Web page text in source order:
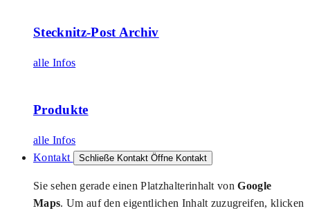
Stecknitz-Post Archiv
alle Infos
Produkte
alle Infos
Kontakt
Schließe Kontakt Öffne Kontakt
Sie sehen gerade einen Platzhalterinhalt vonGoogle
Maps. Um auf den eigentlichen Inhalt zuzugreifen, klicken